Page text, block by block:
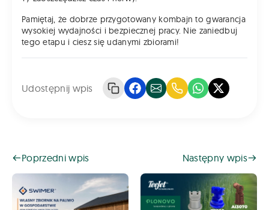
Pamiętaj, że dobrze przygotowany kombajn to gwarancja
wysokiej wydajności i bezpiecznej pracy. Nie zaniedbuj
tego etapu i ciesz się udanymi zbiorami!
Udostępnij wpis
Poprzedni wpis Następny wpis